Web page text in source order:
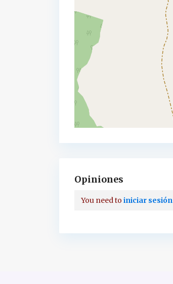
Opiniones
You need to iniciar sesión